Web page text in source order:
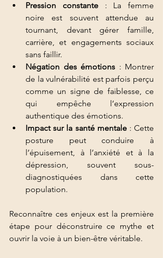
Pression constante : La femme
noire est souvent attendue au
tournant, devant gérer famille,
carrière, et engagements sociaux
sans faillir.
Négation des émotions : Montrer
de la vulnérabilité est parfois perçu
comme un signe de faiblesse, ce
qui empêche l’expression
authentique des émotions.
Impact sur la santé mentale : Cette
posture peut conduire à
l’épuisement, à l’anxiété et à la
dépression, souvent sous-
diagnostiquées dans cette
population.
Reconnaître ces enjeux est la première
étape pour déconstruire ce mythe et
ouvrir la voie à un bien-être véritable.